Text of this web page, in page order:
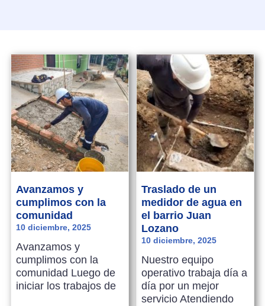
Avanzamos y
cumplimos con la
comunidad
10 diciembre, 2025
Avanzamos y
cumplimos con la
comunidad Luego de
iniciar los trabajos de
Traslado de un
medidor de agua en
el barrio Juan
Lozano
10 diciembre, 2025
Nuestro equipo
operativo trabaja día a
día por un mejor
servicio Atendiendo